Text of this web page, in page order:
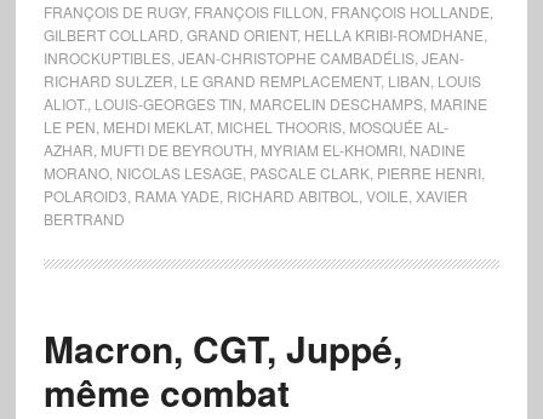
FRANÇOIS DE RUGY, FRANÇOIS FILLON FRANÇOIS HOLLANDE
GILBERT COLLARD GRAND ORIENT, HELLA KRIBI-ROMDHANE
INROCKUPTIBLES, JEAN-CHRISTOPHE CAMBADÉLIS, JEAN-
RICHARD SULZER LE GRAND REMPLACEMENT, LIBAN LOUIS
ALIOT. LOUIS-GEORGES TIN MARCELIN DESCHAMPS, MARINE
LE PEN MEHDI MEKLAT, MICHEL THOORIS, MOSQUÉE AL-
AZHAR MUFTI DE BEYROUTH MYRIAM EL-KHOMRI, NADINE
MORANO, NICOLAS LESAGE PASCALE CLARK, PIERRE HENRI,
POLAROID3 RAMA YADE RICHARD ABITBOL VOILE XAVIER
BERTRAND
Macron, CGT, Juppé,
même combat